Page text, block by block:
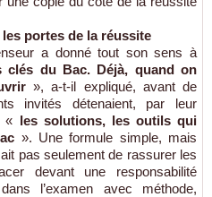
portes de la réussite
a donné tout son sens à
clés du Bac. Déjà, quand on
», a-t-il expliqué, avant de
invités détenaient, par leur
« les solutions, les outils qui
». Une formule simple, mais
pas seulement de rassurer les
devant une responsabilité
l’examen avec méthode,